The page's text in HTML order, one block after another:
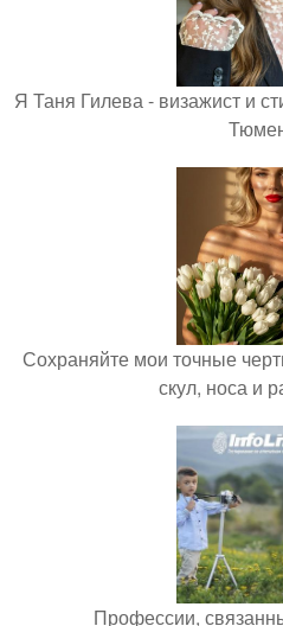
Я Таня Гилева - визажист и
Сохраняйте мои точные
скул, носа и
Профессии,